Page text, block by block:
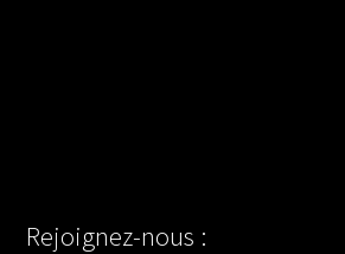
Rejoignez-nous :